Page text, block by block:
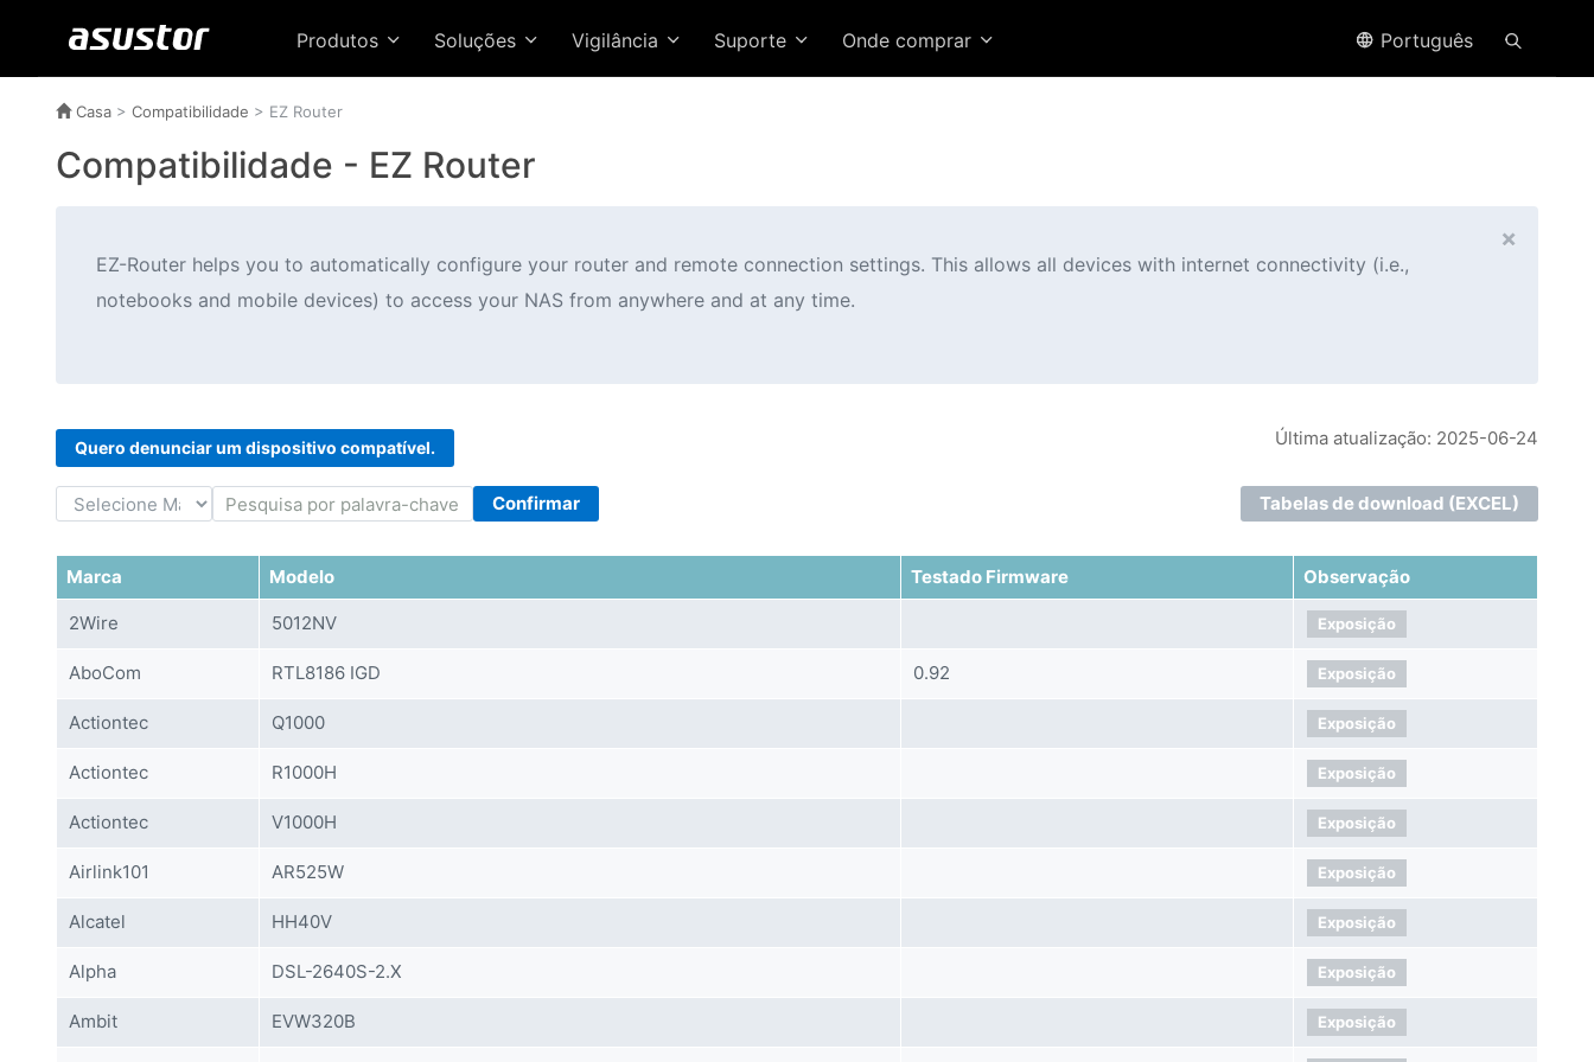
Produtos Soluções Vigilância Suporte Onde comprar Português
Casa > Compatibilidade > EZ Router
Compatibilidade - EZ Router
×
EZ-Router helps you to automatically configure your router and remote connection settings. This allows all devices with internet connectivity (i.e.,
notebooks and mobile devices) to access your NAS from anywhere and at any time.
Quero denunciar um dispositivo compatível. Última atualização: 2025-06-24
Confirmar Tabelas de download (EXCEL)
Marca Modelo Testado Firmware Observação
2Wire 5012NV Exposição
AboCom RTL8186 IGD 0.92 Exposição
Actiontec Q1000 Exposição
Actiontec R1000H Exposição
Actiontec V1000H Exposição
Airlink101 AR525W Exposição
Alcatel HH40V Exposição
Alpha DSL-2640S-2.X Exposição
Ambit EVW320B Exposição